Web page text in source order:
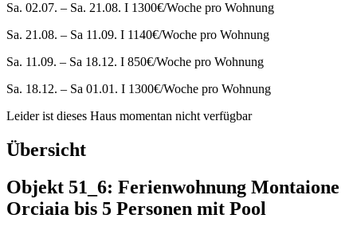
Sa. 02.07. – Sa. 21.08. I 1300€/Woche pro Wohnung
Sa. 21.08. – Sa 11.09. I 1140€/Woche pro Wohnung
Sa. 11.09. – Sa 18.12. I 850€/Woche pro Wohnung
Sa. 18.12. – Sa 01.01. I 1300€/Woche pro Wohnung
Leider ist dieses Haus momentan nicht verfügbar
Übersicht
Objekt 51_6: Ferienwohnung Montaione
Orciaia bis 5 Personen mit Pool